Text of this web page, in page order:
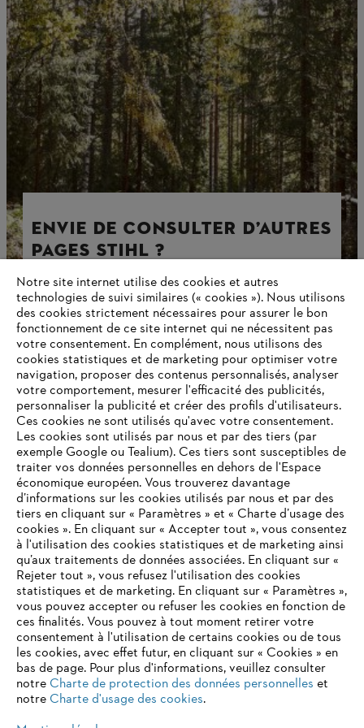
ENVIE DE CONSULTER D’AUTRES
PAGES STIHL ?
Erreur 404. Malgré les efforts de STIHL, cette page est
introuvable. Vous trouverez sur notre page d’accueil un
aperçu de tous les contenus actuels du site Web STIHL –
elle est accessible d’un simple clic !
Vers la page d’accueil
Vers les offres d’emploi
Informations pour les fournisseurs
Produits
Contact
Carrière
Système d'alerte
Notre site internet utilise des cookies et autres
technologies de suivi similaires (« cookies »). Nous utilisons
des cookies strictement nécessaires pour assurer le bon
fonctionnement de ce site internet qui ne nécessitent pas
votre consentement. En complément, nous utilisons des
cookies statistiques et de marketing pour optimiser votre
navigation, proposer des contenus personnalisés, analyser
votre comportement, mesurer l'efficacité des publicités,
personnaliser la publicité et créer des profils d'utilisateurs.
Ces cookies ne sont utilisés qu'avec votre consentement.
Les cookies sont utilisés par nous et par des tiers (par
exemple Google ou Tealium). Ces tiers sont susceptibles de
traiter vos données personnelles en dehors de l'Espace
économique européen. Vous trouverez davantage
d’informations sur les cookies utilisés par nous et par des
tiers en cliquant sur « Paramètres » et « Charte d’usage des
cookies ». En cliquant sur « Accepter tout », vous consentez
à l'utilisation des cookies statistiques et de marketing ainsi
qu’aux traitements de données associées. En cliquant sur «
Rejeter tout », vous refusez l'utilisation des cookies
statistiques et de marketing. En cliquant sur « Paramètres »,
vous pouvez accepter ou refuser les cookies en fonction de
ces finalités. Vous pouvez à tout moment retirer votre
consentement à l'utilisation de certains cookies ou de tous
les cookies, avec effet futur, en cliquant sur « Cookies » en
bas de page. Pour plus d'informations, veuillez consulter
notre Charte de protection des données personnelles et
notre Charte d'usage des cookies.